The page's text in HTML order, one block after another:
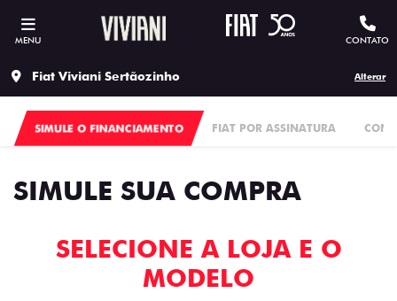
MENU CONTATO
Fiat Viviani Sertãozinho Alterar
SIMULE O FINANCIAMENTO FIAT POR ASSINATURA
SIMULE SUA COMPRA
SELECIONE A LOJA E O
MODELO